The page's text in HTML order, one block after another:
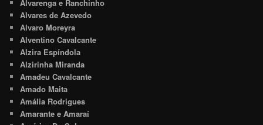
Alvarenga e Ranchinho
Alvares de Azevedo
Alvaro Moreyra
Alventino Cavalcante
Alzira Espíndola
Alzirinha Miranda
Amadeu Cavalcante
Amado Maita
Amália Rodrigues
Amarante e Amaraí